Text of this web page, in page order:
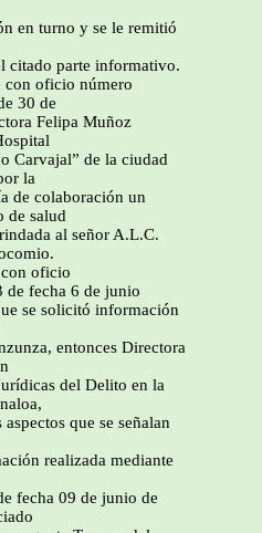
en turno y se le remitió
citado parte informativo.
con oficio número
30 de
Felipa Muñoz
Carvajal” de la ciudad
la
de colaboración un
de salud
al señor A.L.C.
oficio
fecha 6 de junio
se solicitó información
entonces Directora
del Delito en la
que se señalan
realizada mediante
fecha 09 de junio de